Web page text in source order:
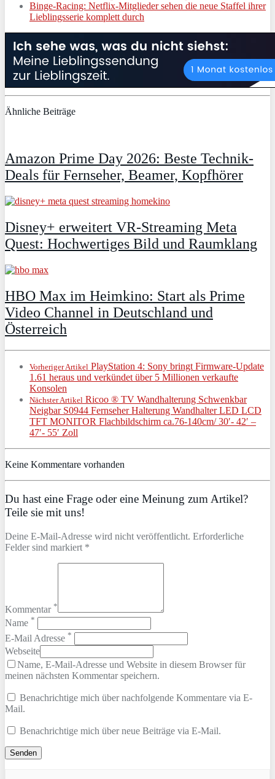
Binge-Racing: Netflix-Mitglieder sehen die neue Staffel ihrer
Lieblingsserie komplett durch
Ähnliche Beiträge
Amazon Prime Day 2026: Beste Technik-
Deals für Fernseher, Beamer, Kopfhörer
Disney+ erweitert VR‑Streaming Meta
Quest: Hochwertiges Bild und Raumklang
HBO Max im Heimkino: Start als Prime
Video Channel in Deutschland und
Österreich
Vorheriger Artikel PlayStation 4: Sony bringt Firmware-Update
1.61 heraus und verkündet über 5 Millionen verkaufte
Konsolen
Nächster Artikel Ricoo ® TV Wandhalterung Schwenkbar
Neigbar S0944 Fernseher Halterung Wandhalter LED LCD
TFT MONITOR Flachbildschirm ca.76-140cm/ 30′- 42′ –
47′- 55′ Zoll
Keine Kommentare vorhanden
Du hast eine Frage oder eine Meinung zum Artikel?
Teile sie mit uns!
Deine E-Mail-Adresse wird nicht veröffentlicht. Erforderliche
Felder sind markiert *
Kommentar *
Name *
E-Mail Adresse *
Webseite
Name, E-Mail-Adresse und Website in diesem Browser für
meinen nächsten Kommentar speichern.
Benachrichtige mich über nachfolgende Kommentare via E-
Mail.
Benachrichtige mich über neue Beiträge via E-Mail.